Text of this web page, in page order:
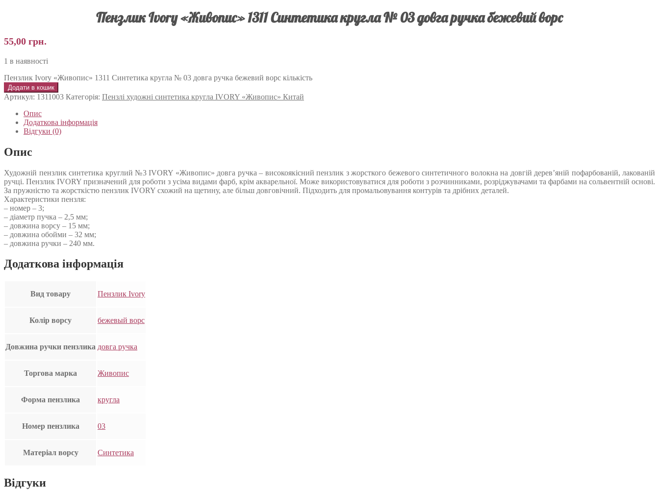
Пензлик Ivory «Живопис» 1311 Синтетика кругла № 03 довга ручка бежевий ворс
55,00 грн.
1 в наявності
Пензлик Ivory «Живопис» 1311 Синтетика кругла № 03 довга ручка бежевий ворс кількість
Додати в кошик
Артикул: 1311003 Категорія: Пензлі художні синтетика кругла IVORY «Живопис» Китай
Опис
Додаткова інформація
Відгуки (0)
Опис
Художній пензлик синтетика круглий №3 IVORY «Живопис» довга ручка – високоякісний пензлик з жорсткого бежевого синтетичного волокна на довгій дерев’яній пофарбованій, лакованій
ручці. Пензлик IVORY призначений для роботи з усіма видами фарб, крім акварельної. Може використовуватися для роботи з розчинниками, розріджувачами та фарбами на сольвентній основі.
За пружністю та жорсткістю пензлик IVORY схожий на щетину, але більш довговічний. Підходить для промальовування контурів та дрібних деталей.
Характеристики пензля:
– номер – 3;
– діаметр пучка – 2,5 мм;
– довжина ворсу – 15 мм;
– довжина обойми – 32 мм;
– довжина ручки – 240 мм.
Додаткова інформація
Вид товару Пензлик Ivory
Колір ворсу бежевый ворс
Довжина ручки пензлика довга ручка
Торгова марка Живопис
Форма пензлика кругла
Номер пензлика 03
Матеріал ворсу Синтетика
Відгуки